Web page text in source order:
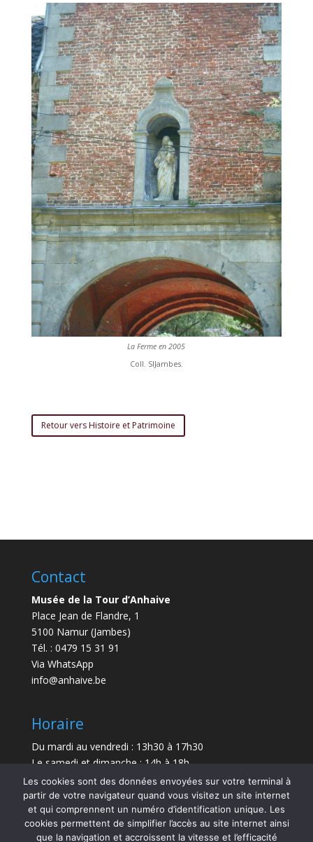
La Ferme en 2005
Coll. SIJambes.
Retour vers Histoire et Patrimoine
Contact
Musée de la Tour d’Anhaive
Place Jean de Flandre, 1
5100 Namur (Jambes)
Tél. : 0479 15 31 91
Via WhatsApp
info@anhaive.be
Horaire
Du mardi au vendredi : 13h30 à 17h30
Le samedi et dimanche : 14h à 18h
Durée de la visite : entre 30 minutes et 1 h
Le Musée sera exceptionnellement fermé le 21 juillet
et le 15 août 2026.
Les cookies sont des données envoyées sur votre terminal à
partir de votre navigateur quand vous visitez un site internet
et qui comprennent un numéro d’identification unique. Les
cookies permettent de simplifier l’accès au site internet ainsi
que la navigation et accroissent la vitesse et l’efficacité